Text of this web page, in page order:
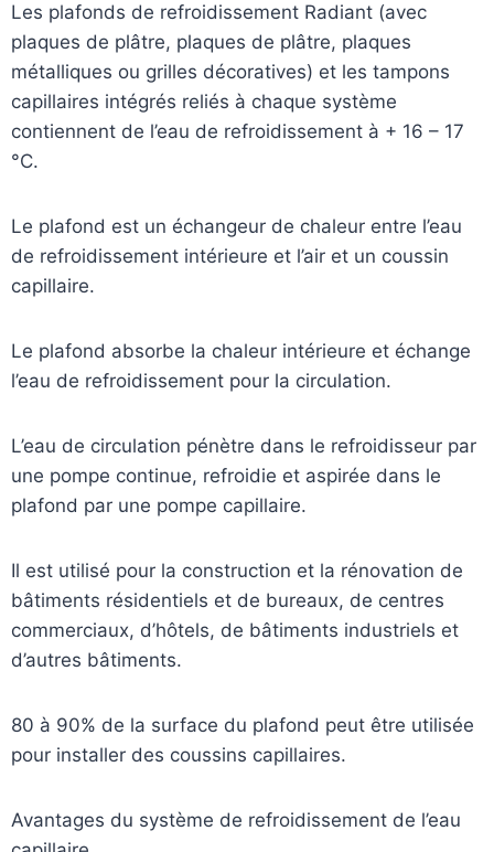
Les plafonds de refroidissement Radiant (avec
plaques de plâtre, plaques de plâtre, plaques
métalliques ou grilles décoratives) et les tampons
capillaires intégrés reliés à chaque système
contiennent de l’eau de refroidissement à + 16 – 17
°C.
Le plafond est un échangeur de chaleur entre l’eau
de refroidissement intérieure et l’air et un coussin
capillaire.
Le plafond absorbe la chaleur intérieure et échange
l’eau de refroidissement pour la circulation.
L’eau de circulation pénètre dans le refroidisseur par
une pompe continue, refroidie et aspirée dans le
plafond par une pompe capillaire.
Il est utilisé pour la construction et la rénovation de
bâtiments résidentiels et de bureaux, de centres
commerciaux, d’hôtels, de bâtiments industriels et
d’autres bâtiments.
80 à 90% de la surface du plafond peut être utilisée
pour installer des coussins capillaires.
Avantages du système de refroidissement de l’eau